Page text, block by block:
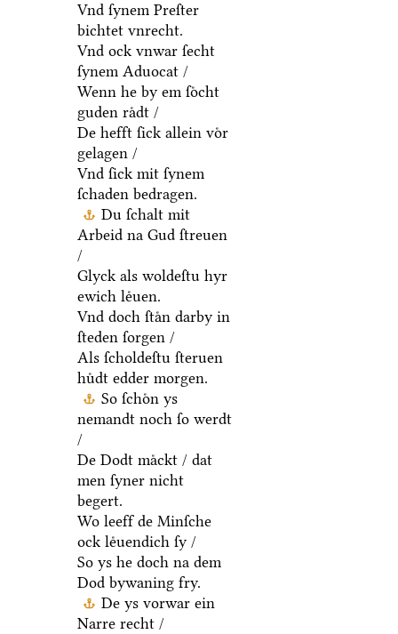
Vnd ſynem Preſter
bichtet vnrecht.
Vnd ock vnwar ſecht
ſynem Aduocat /
Wenn he by em ſoͤcht
guden raͤdt /
De hefft ſick allein voͤr
gelagen /
Vnd ſick mit ſynem
ſchaden bedragen.
Du ſchalt mit
Arbeid na Gud ſtreuen
/
Glyck als woldeſtu hyr
ewich leͤuen.
Vnd doch ſtaͤn darby in
ſteden ſorgen /
Als ſcholdeſtu ſteruen
huͤdt edder morgen.
So ſchoͤn ys
nemandt noch ſo werdt
/
De Dodt maͤckt / dat
men ſyner nicht
begert.
Wo leeff de Minſche
ock leͤuendich ſy /
So ys he doch na dem
Dod bywaning fry.
De ys vorwar ein
Narre recht /